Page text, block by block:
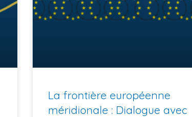
La frontière européenne
méridionale : Dialogue avec